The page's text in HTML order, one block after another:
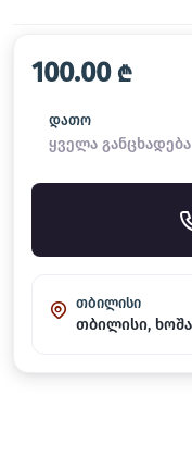
100.00 ₾
დათო
ყველა განცხადება
თბილისი
თბილისი,